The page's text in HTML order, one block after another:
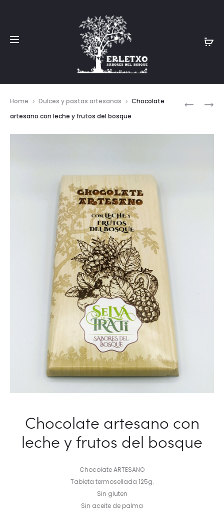
Home Dulces y pastas artesanas
Chocolate
artesano con leche y frutos del bosque
Chocolate artesano con
leche y frutos del bosque
Chocolate ARTESANO
Tableta termosellada 125g.
Sin gluten
Sin aceite de palma